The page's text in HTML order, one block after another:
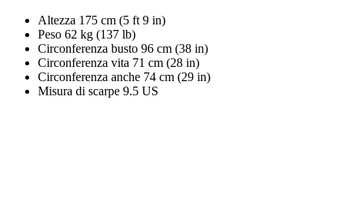
Altezza 175 cm (5 ft 9 in)
Peso 62 kg (137 lb)
Circonferenza busto 96 cm (38 in)
Circonferenza vita 71 cm (28 in)
Circonferenza anche 74 cm (29 in)
Misura di scarpe 9.5 US